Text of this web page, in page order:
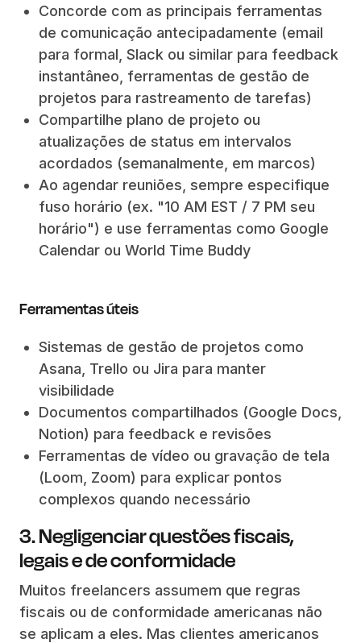
Concorde com as principais ferramentas
de comunicação antecipadamente (email
para formal, Slack ou similar para feedback
instantâneo, ferramentas de gestão de
projetos para rastreamento de tarefas)
Compartilhe plano de projeto ou
atualizações de status em intervalos
acordados (semanalmente, em marcos)
Ao agendar reuniões, sempre especifique
fuso horário (ex. "10 AM EST / 7 PM seu
horário") e use ferramentas como Google
Calendar ou World Time Buddy
Ferramentas úteis
Sistemas de gestão de projetos como
Asana, Trello ou Jira para manter
visibilidade
Documentos compartilhados (Google Docs,
Notion) para feedback e revisões
Ferramentas de vídeo ou gravação de tela
(Loom, Zoom) para explicar pontos
complexos quando necessário
3. Negligenciar questões fiscais,
legais e de conformidade
Muitos freelancers assumem que regras
fiscais ou de conformidade americanas não
se aplicam a eles. Mas clientes americanos